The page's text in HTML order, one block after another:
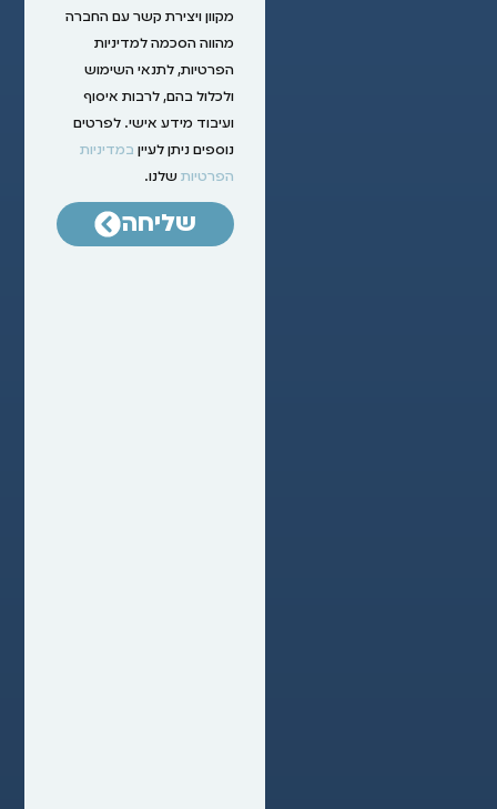
מקוון ויצירת קשר עם החברה
מהווה הסכמה למדיניות
הפרטיות, לתנאי השימוש
ולכלול בהם, לרבות איסוף
ועיבוד מידע אישי. לפרטים
נוספים ניתן לעייןבמדיניות
שלנו.
שליחה